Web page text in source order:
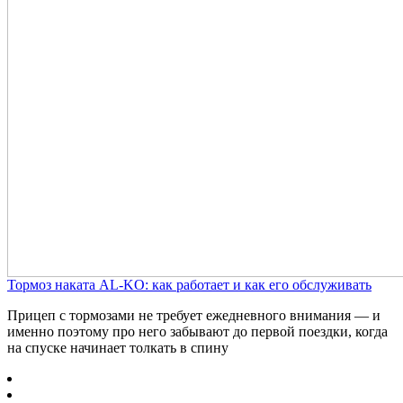
Тормоз наката AL-KO: как работает и как его обслуживать
Прицеп с тормозами не требует ежедневного внимания — и
именно поэтому про него забывают до первой поездки, когда
на спуске начинает толкать в спину